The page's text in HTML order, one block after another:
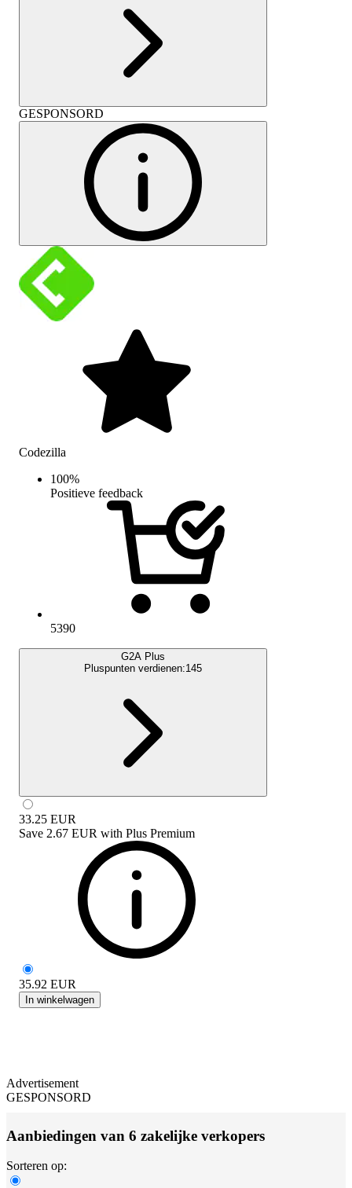
GESPONSORD
Codezilla
100%
Positieve feedback
5390
G2A Plus
Pluspunten verdienen:145
33.25 EUR
Save 2.67 EUR with Plus Premium
35.92 EUR
In winkelwagen
Advertisement
GESPONSORD
Aanbiedingen van 6 zakelijke verkopers
Sorteren op: